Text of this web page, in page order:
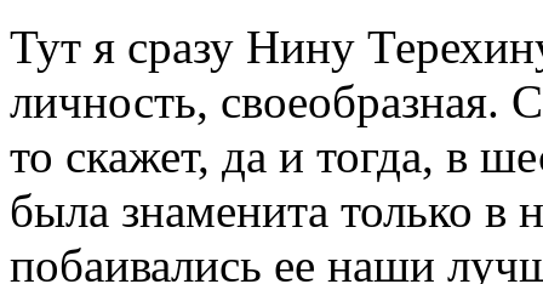
Тут я сразу Нину
личность, своеобразная.
то скажет, да и тогда, в
была знаменита только в
побаивались ее наши